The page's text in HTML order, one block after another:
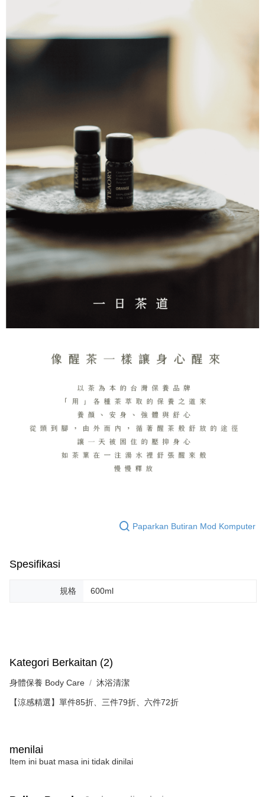
Paparkan Butiran Mod Komputer
Spesifikasi
規格 600ml
Kategori Berkaitan (2)
身體保養 Body Care 沐浴清潔
【涼感精選】單件85折、三件79折、六件72折
menilai
Item ini buat masa ini tidak dinilai